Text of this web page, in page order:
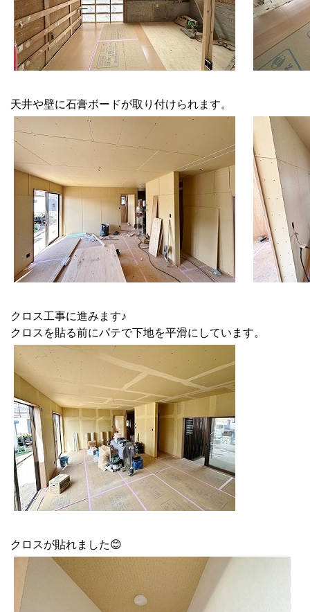
天井や壁に石膏ボードが取り付けられます。
クロス工事に進みます♪
クロスを貼る前にパテで下地を平滑にしています。
クロスが貼れました😊